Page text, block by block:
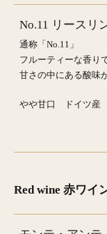
No.11 リースリ
通称「No.11」
フルーティーな香り
甘さの中にある酸味
やや甘口 ドイ
Red wine 赤ワイ